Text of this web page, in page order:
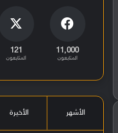
11٬000
المتابعون
121
المتابعون
الأشهر الأخيرة